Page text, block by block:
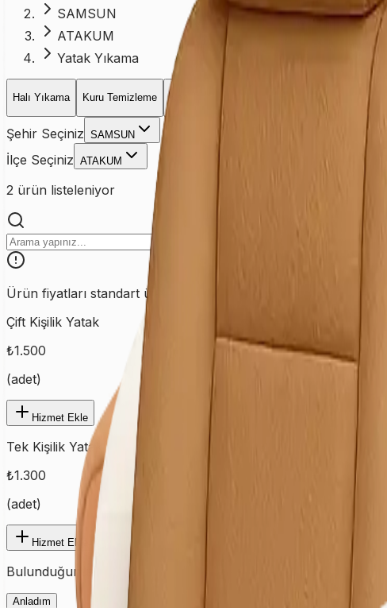
SAMSUN
ATAKUM
Yatak Yıkama
Halı Yıkama Kuru Temizleme Perde
Şehir Seçiniz SAMSUN
İlçe Seçiniz ATAKUM
2 ürün listeleniyor
Ürün fiyatları standart ürünler için geçerlidir. Özel ve farklı
Çift Kişilik Yatak
₺1.500
(adet)
Hizmet Ekle
Tek Kişilik Yatak
₺1.300
(adet)
Hizmet Ekle
Bulunduğunuz şehre ait fiyatları görmek için ilk olarak şehir
Anladım